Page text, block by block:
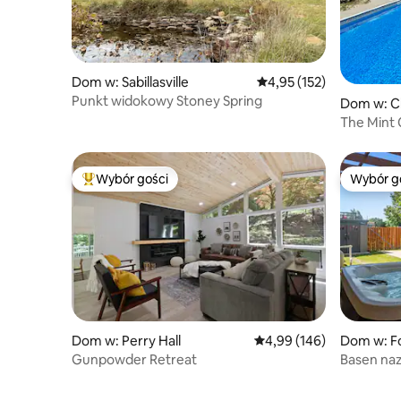
Dom w: Sabillasville Średnia ocena: 4,95 na
4,95 (152)
Punkt widokowy Stoney Spring
Dom w:
The Mint
Najpopularniejsze z kategorii Wybór gości
Wybór gości
Dom w: Perry Hall Średnia ocena: 4,99 na
4,99 (146)
Gunpowder Retreat
Wybór
Wybór
Dom w:
Basen